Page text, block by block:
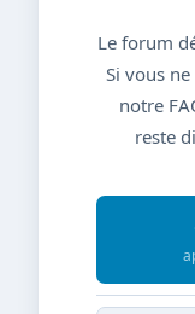
Le forum
Si vous
notre
reste